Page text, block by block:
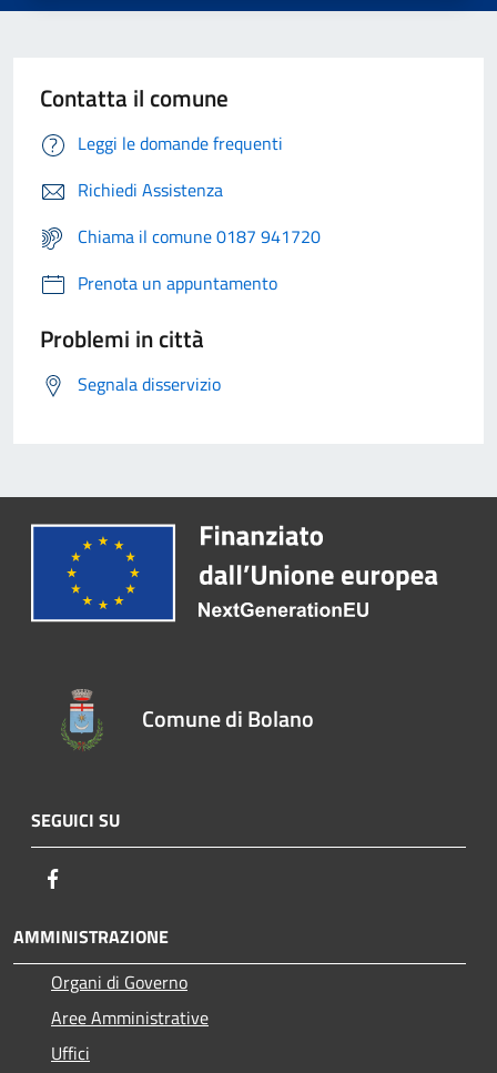
Contatta il comune
Leggi le domande frequenti
Richiedi Assistenza
Chiama il comune 0187 941720
Prenota un appuntamento
Problemi in città
Segnala disservizio
Comune di Bolano
SEGUICI SU
AMMINISTRAZIONE
Organi di Governo
Aree Amministrative
Uffici